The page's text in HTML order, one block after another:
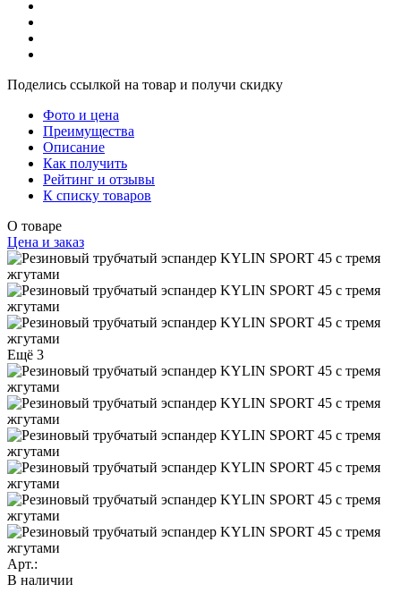
Поделись ссылкой на товар и получи скидку
Фото и цена
Преимущества
Описание
Как получить
Рейтинг и отзывы
К списку товаров
О товаре
Цена и заказ
Ещё 3
Арт.:
В наличии